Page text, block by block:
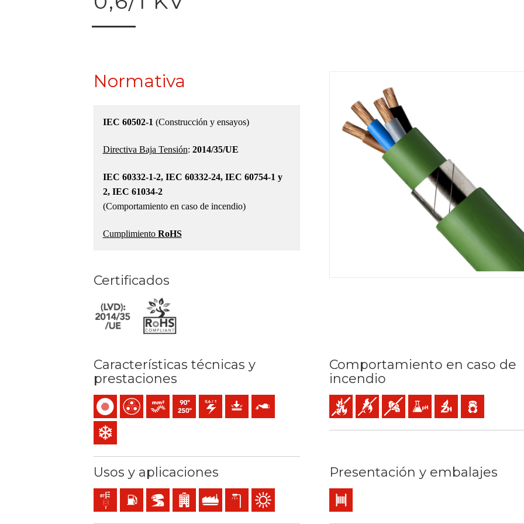
Normativa
IEC 60502-1 (Construcción y ensayos)
Directiva Baja Tensión: 2014/35/UE
IEC 60332-1-2, IEC 60332-24, IEC 60754-1 y
2, IEC 61034-2
(Comportamiento en caso de incendio)
Cumplimiento RoHS
Certificados
Características técnicas y
prestaciones
UnipolarMultipolarConductor flexible (clase 5) mm2
Temperatura máx. servicio: 90ºC / 250ºC
0,6/1 (1,2) kV C.AProtección mecánica
Resistencia al frío
Comportamiento en caso de
incendio
No propagador de incendio
No propagador de la llama
Baja emisión y opacidad de los
Baja acidez y conductividad
Libre de halógenos
Baja emisión
Usos y aplicaciones
Líneas de distribución y acometidas
Locales con riesgo de incendio o explosión
BD2, BD3, BD4 (túneles, rascacielos…)
Locales de pública concurrencia
Uso industrialAlumbrado exterior
Uso exterior
Presentación y embalajes
Bobina